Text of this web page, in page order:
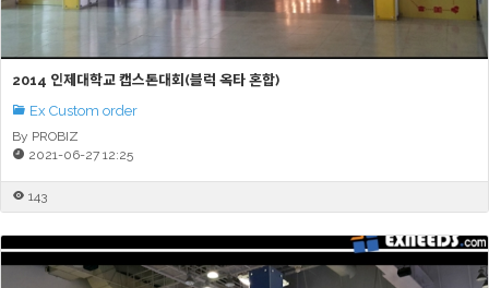
2014 인제대학교 캡스톤대회(블럭 옥타 혼합)
Ex Custom order
By PROBIZ
2021-06-27 12:25
143